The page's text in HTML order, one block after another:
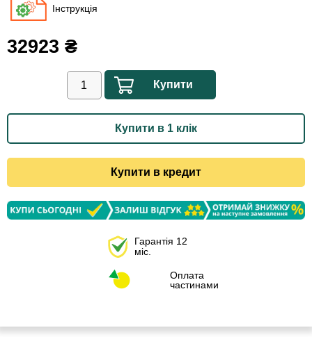
Інструкція
32923 ₴
Купити
Купити в 1 клік
Купити в кредит
Гарантія 12
міс.
Оплата
частинами